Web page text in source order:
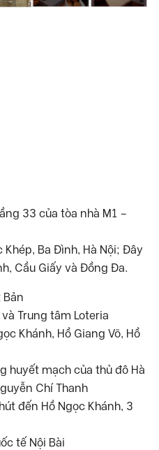
33 của tòa nhà M1 –
Ba Đình, Hà Nội; Đây
Cầu Giấy và Đồng Đa.
Bản
Trung tâm Loteria
Khánh, Hồ Giang Võ, Hồ
huyết mạch của thủ đô Hà
Chí Thanh
đến Hồ Ngọc Khánh, 3
tế Nội Bài